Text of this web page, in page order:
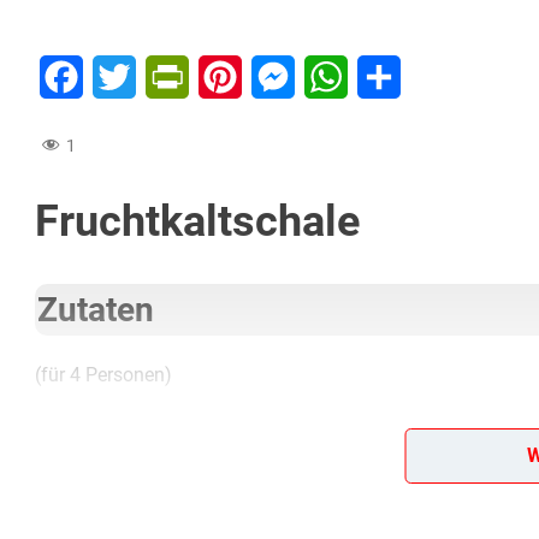
FacebookTwitter PrintFriendly
PinterestMessengerWhatsApp
1
Fruchtkaltschale
Zutaten
(für 4 Personen)
1/2 bis 3/4 Liter Joghurt, 250 g zarte Kompottfrüchte, 2